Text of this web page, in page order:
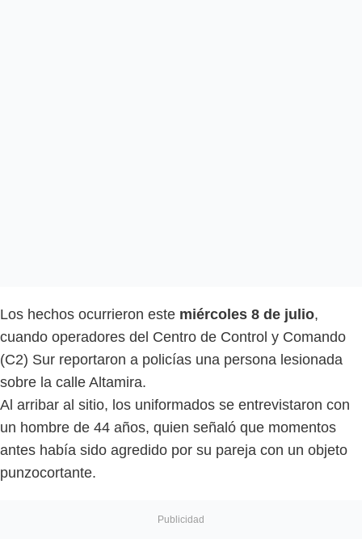
Los hechos ocurrieron este miércoles 8 de julio,
cuando operadores del Centro de Control y Comando
(C2) Sur reportaron a policías una persona lesionada
sobre la calle Altamira.
Al arribar al sitio, los uniformados se entrevistaron con
un hombre de 44 años, quien señaló que momentos
antes había sido agredido por su pareja con un objeto
punzocortante.